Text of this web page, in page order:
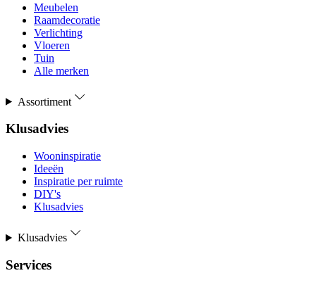
Meubelen
Raamdecoratie
Verlichting
Vloeren
Tuin
Alle merken
Assortiment
Klusadvies
Wooninspiratie
Ideeën
Inspiratie per ruimte
DIY's
Klusadvies
Klusadvies
Services